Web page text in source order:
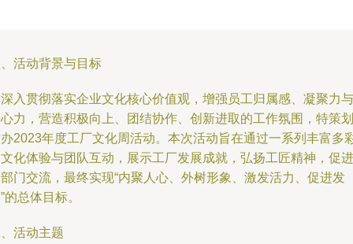
活动背景与目标
入贯彻落实企业文化核心价值观，增强员工归属感、凝聚力与
力，营造积极向上、团结协作、创新进取的工作氛围，特策划
2023年度工厂文化周活动。本次活动旨在通过一系列丰富多
化体验与团队互动，展示工厂发展成就，弘扬工匠精神，促进
门交流，最终实现“内聚人心、外树形象、激发活力、促进发
的总体目标。
活动主题